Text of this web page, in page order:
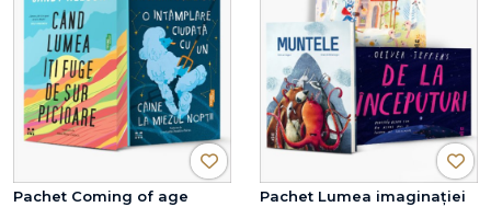
Pachet Coming of age Pachet Lumea imaginației